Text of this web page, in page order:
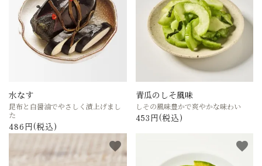
水なす
昆布と白醤油でやさしく漬上げまし
た
486円(税込)
青瓜のしそ風味
しその風味豊かで爽やかな味わい
453円(税込)
favorite favorite